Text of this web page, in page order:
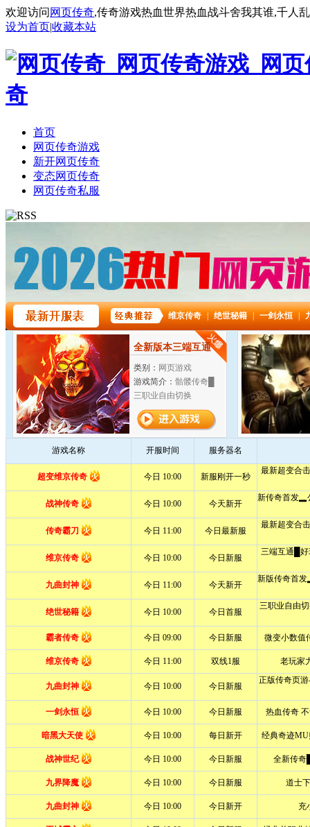
欢迎访问 网页传奇,传奇游戏热血世界热血战斗舍我其谁,千人
设为首页|收藏本站
首页
网页传奇游戏
新开网页传奇
变态网页传奇
网页传奇私服